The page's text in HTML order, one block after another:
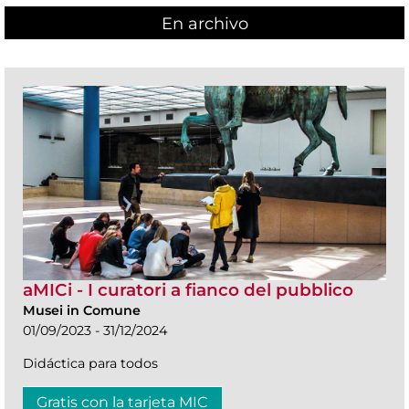
En archivo
aMICi - I curatori a fianco del pubblico
Musei in Comune
01/09/2023 - 31/12/2024
Didáctica para todos
Gratis con la tarjeta MIC